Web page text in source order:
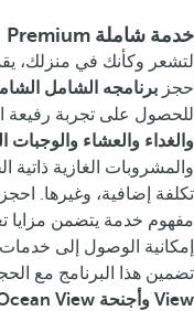
خدمة شاملة Premium
حجز برنامجه الشامل
للحصول على تجربة رفيعة
والغداء والعشاء والوجبات
والمشروبات الغازية ذاتية
تكلفة إضافية، وغيرها. احجز
مفهوم خدمة يتضمن مزايا
إمكانية الوصول إلى
تضمين هذا البرنامج مع
View وأجنحة Ocean View.